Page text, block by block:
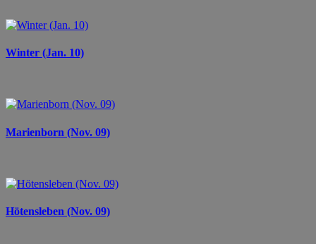
Winter (Jan. 10)
Marienborn (Nov. 09)
Hötensleben (Nov. 09)